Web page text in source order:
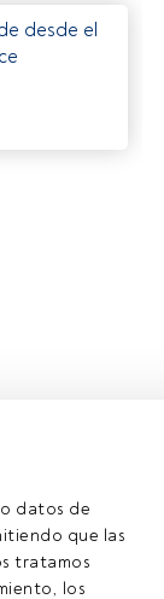
datos de
que las
tratamos
los
desde el